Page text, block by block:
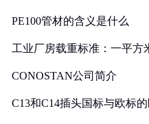
PE100管材的含义是什么
工业厂房载重标准：一平方
CONOSTAN公司简介
C13和C14插头国标与欧标